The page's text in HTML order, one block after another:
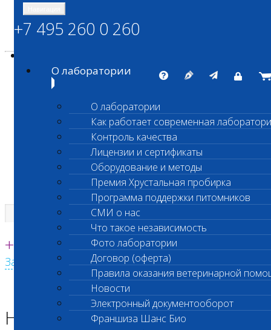
ШАНС БИО
Независимая ветеринарная лаборатория
Единая круглосуточная справочная
+7 495 260 0 260
Заказать звонок с сайта
+7 495 260 0 260
О лаборатории
О лаборатории
Как работает современная
Контроль качества
Лицензии и сертификаты
Оборудование и методы
Премия Хрустальная пробирка
Программа поддержки питомников
СМИ о нас
Что такое независимость
Фото лаборатории
Договор (оферта)
Правила оказания ветеринарной
Новости
Электронный документооборот
Франшиза Шанс Био
Главная страница
Новости лаборатории